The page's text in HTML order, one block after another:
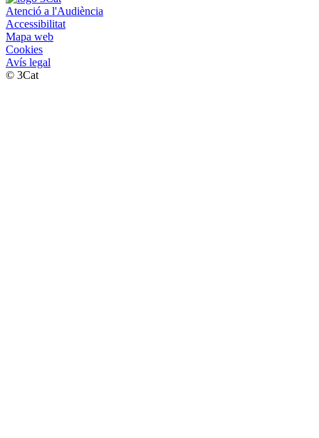
Atenció a l'Audiència
Accessibilitat
Mapa web
Cookies
Avís legal
© 3Cat